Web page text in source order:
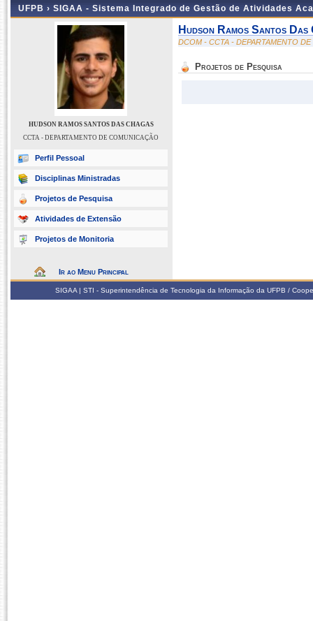
UFPB › SIGAA - Sistema Integrado de Gestão de Atividades
HUDSON RAMOS SANTOS DAS CHAGAS
CCTA - DEPARTAMENTO DE COMUNICAÇÃO
Perfil Pessoal
Disciplinas Ministradas
Projetos de Pesquisa
Atividades de Extensão
Projetos de Monitoria
Ir ao Menu Principal
Hudson Ramos Santos Das
DCOM - CCTA - DEPARTAMENTO
Projetos de Pesquisa
SIGAA | STI - Superintendência de Tecnologia da Informação da UFPB /